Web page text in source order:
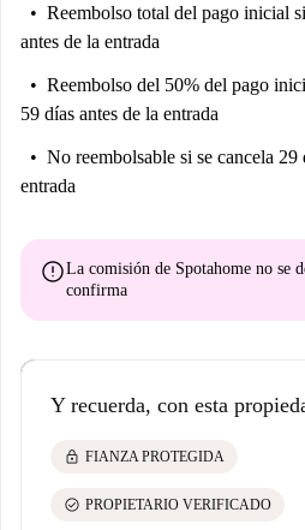
Reembolso total del pago inicial
antes de la entrada
Reembolso del 50% del pago
59 días antes de la entrada
No reembolsable si se cancela 29
entrada
errorLa comisión de Spotahome no se
confirma
Y recuerda, con esta
lock FIANZA PROTEGIDA
check_circle PROPIETARIO VERIFICADO